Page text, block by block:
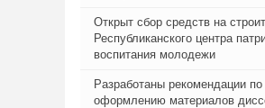
Открыт сбор средств на
Республиканского центра
воспитания молодежи
Разработаны рекомендации по
оформлению материалов